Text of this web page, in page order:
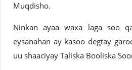
Muqdisho.
Ninkan ayaa waxa laga soo
eysanahan ay kasoo degtay
uu shaaciyay Taliska Booliska